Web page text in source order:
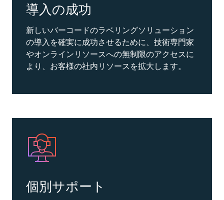
導入の成功
新しいバーコードのラベリングソリューション
の導入を確実に成功させるために、技術専門家
やオンラインリソースへの無制限のアクセスに
より、お客様の社内リソースを拡大します。
個別サポート